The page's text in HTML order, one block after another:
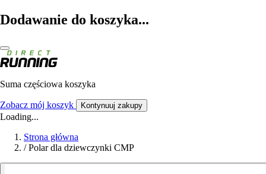
Dodawanie do koszyka...
Suma częściowa koszyka
Zobacz mój koszyk Kontynuuj zakupy
Loading...
Strona główna
/ Polar dla dziewczynki CMP